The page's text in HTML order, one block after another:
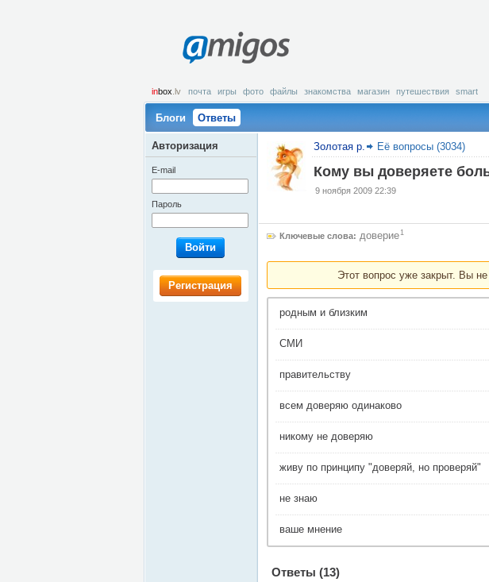
amigos
inbox .lv почта игры фото файлы знакомства магазин путешествия smart
Блоги Ответы
Золотая р. Её вопросы (3034)
Кому вы доверяете
9 ноября 2009 22:39
Ключевые слова: доверие1
Этот вопрос уже закрыт. Вы
родным и близким
СМИ
правительству
всем доверяю одинаково
никому не доверяю
живу по принципу "доверяй, но проверяй"
не знаю
ваше мнение
Ответы (13)
Авторизация
E-mail
Пароль
Войти
Регистрация